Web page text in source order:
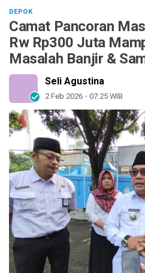
DEPOK
Camat Pancoran
Rw Rp300 Juta
Masalah Banjir &
Seli Agustina
2 Feb 2026 - 07:25 WIB